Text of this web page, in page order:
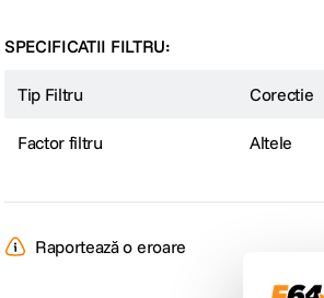
SPECIFICATII FILTRU:
Tip Filtru Corectie
Factor filtru Altele
Raportează o eroare